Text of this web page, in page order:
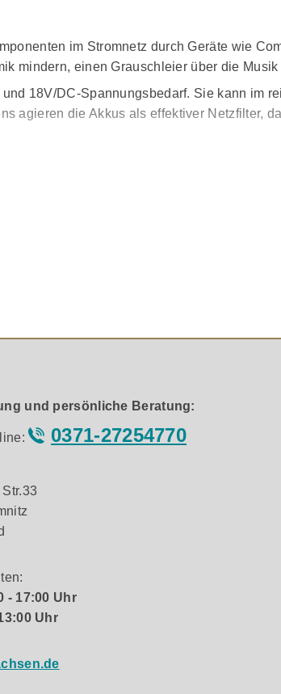
im Stromnetz durch Geräte wie
mindern, einen Grauschleier über die Musik
18V/DC-Spannungsbedarf. Sie kann im
agieren die Akkus als effektiver Netzfilter,
und persönliche Beratung:
0371-27254770
- 17:00 Uhr
Uhr